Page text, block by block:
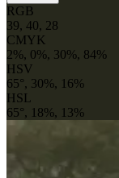
RGB
39, 40, 28
CMYK
2%, 0%, 30%, 84%
HSV
65°, 30%, 16%
HSL
65°, 18%, 13%